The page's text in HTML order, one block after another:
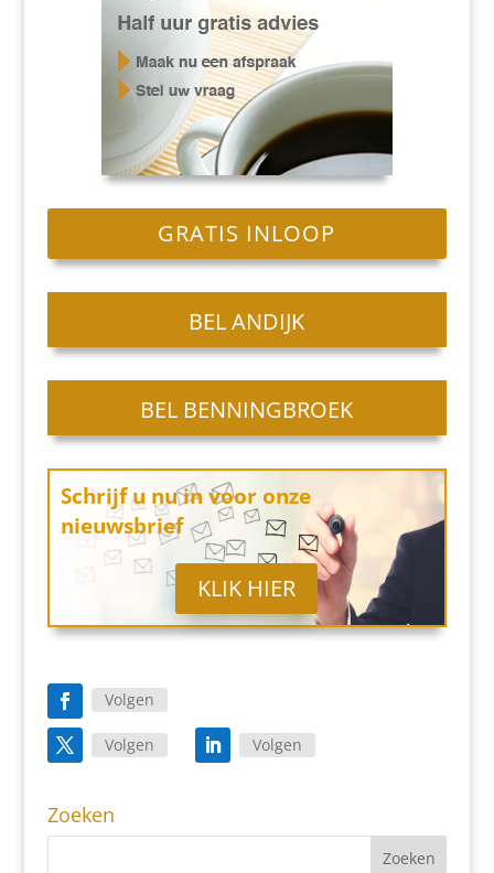
GRATIS INLOOP
BEL ANDIJK
BEL BENNINGBROEK
Schrijf u nu in voor onze
nieuwsbrief
KLIK HIER
Volgen
Volgen Volgen
Zoeken